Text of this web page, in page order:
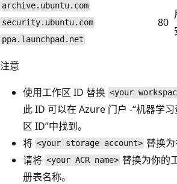
archive.ubuntu.com
security.ubuntu.com
ppa.launchpad.net
80
注意
使用工作区 ID 替换 <your
此 ID 可以在 Azure 门户 -“机器学习
区 ID”中找到。
将 <your storage account> 替换为
请将 <your ACR name> 替换为你的
册表名称。